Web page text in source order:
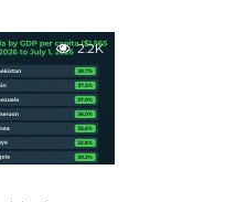
2.2K